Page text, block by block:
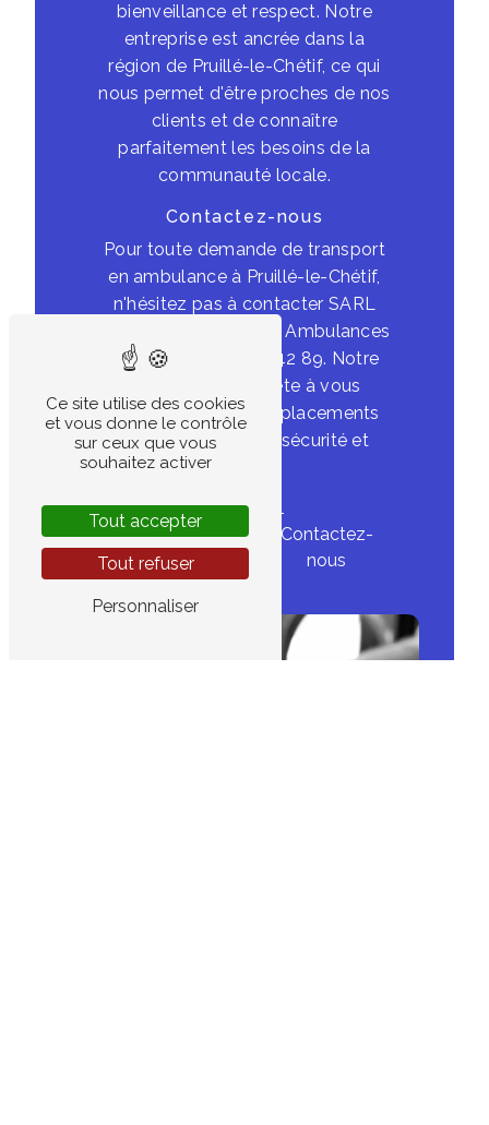
bienveillance et respect. Notre
entreprise est ancrée dans la
région de Pruillé-le-Chétif, ce qui
nous permet d'être proches de nos
clients et de connaître
parfaitement les besoins de la
communauté locale.
Contactez-nous
Pour toute demande de transport
en ambulance à Pruillé-le-Chétif,
n'hésitez pas à contacter SARL
Ambulances Cronier - Ambulances
Loison au 02 43 24 42 89. Notre
équipe se tient prête à vous
assister dans vos déplacements
médicaux en toute sécurité et
sérénité.
En savoir
plus
Contactez-
nous
Ce site utilise des cookies
et vous donne le contrôle
sur ceux que vous
souhaitez activer
Tout accepter
Tout refuser
Personnaliser